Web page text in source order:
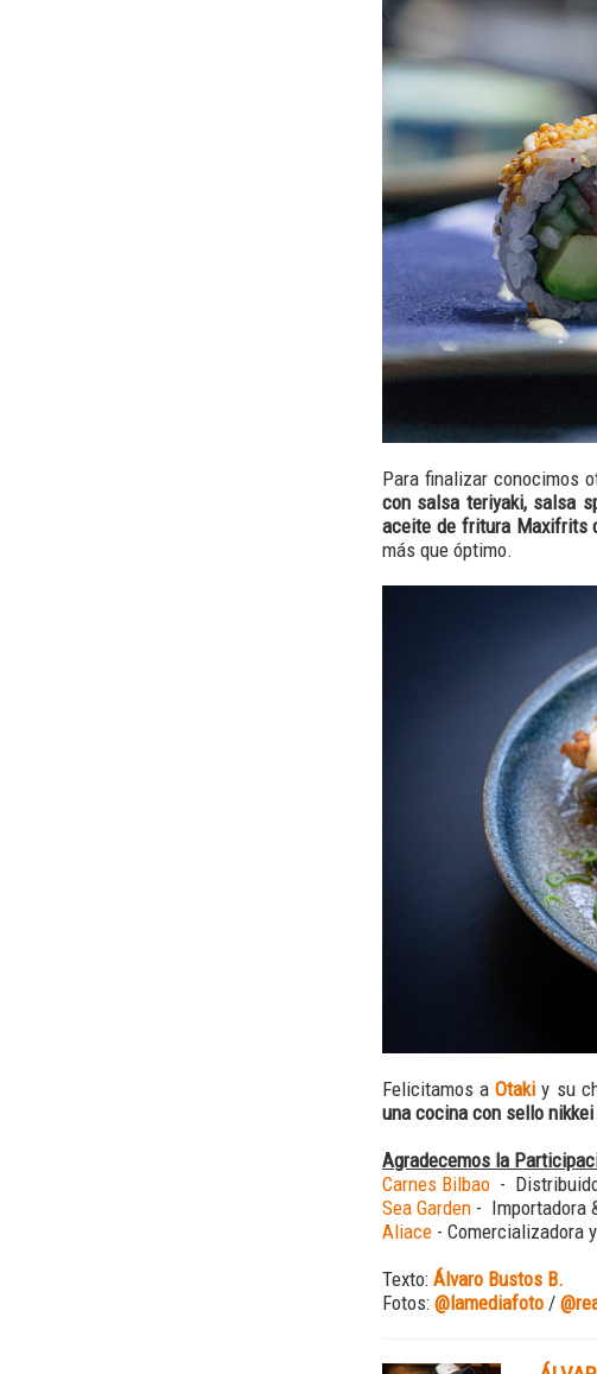
Para finalizar conocimos
con salsa teriyaki, salsa
aceite de fritura Maxifrits
más que óptimo.
Felicitamos aOtaki y su
una cocina con sello
Agradecemos la
Carnes Bilbao -
Sea Garden - Importadora
Aliace - Comercializadora
Texto: Álvaro Bustos B.
Fotos: @lamediafoto /